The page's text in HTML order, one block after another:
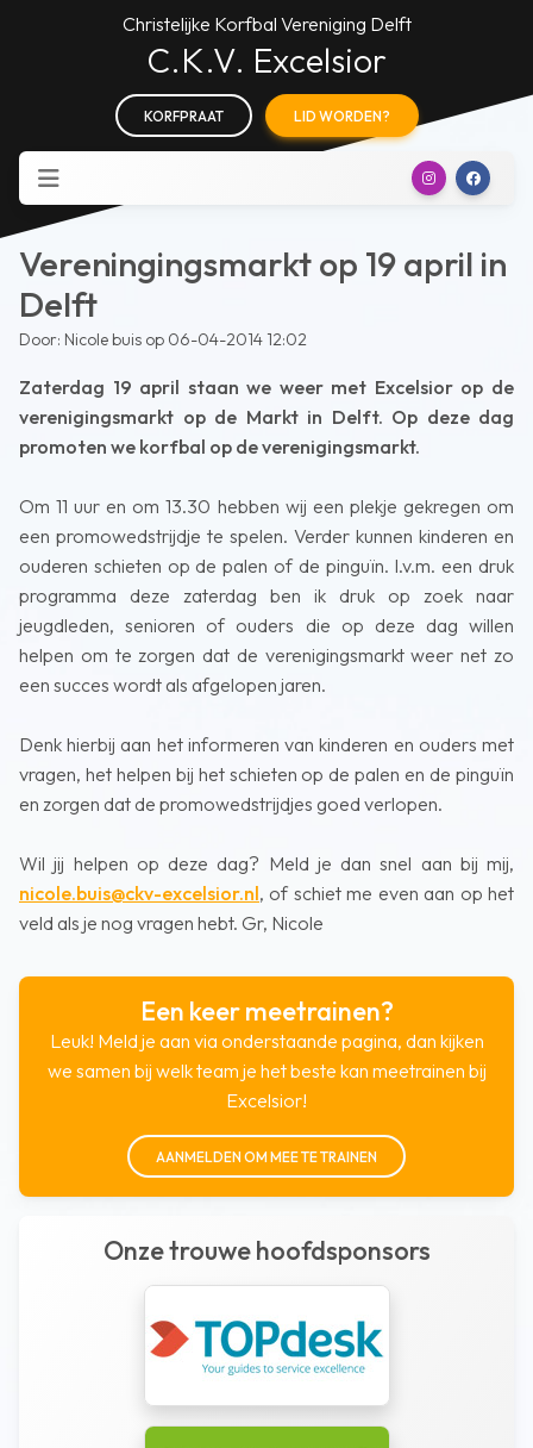
Christelijke Korfbal Vereniging Delft
C.K.V. Excelsior
KORFPRAAT LID WORDEN?
Vereningingsmarkt op 19 april in
Delft
Door: Nicole buis op 06-04-2014 12:02
Zaterdag 19 april staan we weer met Excelsior op de
verenigingsmarkt op de Markt in Delft. Op deze dag
promoten we korfbal op de verenigingsmarkt.
Om 11 uur en om 13.30 hebben wij een plekje gekregen om
een promowedstrijdje te spelen. Verder kunnen kinderen en
ouderen schieten op de palen of de pinguïn. I.v.m. een druk
programma deze zaterdag ben ik druk op zoek naar
jeugdleden, senioren of ouders die op deze dag willen
helpen om te zorgen dat de verenigingsmarkt weer net zo
een succes wordt als afgelopen jaren.
Denk hierbij aan het informeren van kinderen en ouders met
vragen, het helpen bij het schieten op de palen en de pinguïn
en zorgen dat de promowedstrijdjes goed verlopen.
Wil jij helpen op deze dag? Meld je dan snel aan bij mij,
nicole.buis@ckv-excelsior.nl, of schiet me even aan op het
veld als je nog vragen hebt. Gr, Nicole
Een keer meetrainen?
Leuk! Meld je aan via onderstaande pagina, dan kijken
we samen bij welk team je het beste kan meetrainen bij
Excelsior!
AANMELDEN OM MEE TE TRAINEN
Onze trouwe hoofdsponsors